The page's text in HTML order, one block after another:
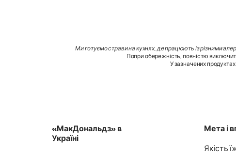
Ми готуємо страви на кухнях, де працюють із різними
Попри обережність, повністю
У зазначених
«МакДональдз» в
Україні
Мета і
Якість